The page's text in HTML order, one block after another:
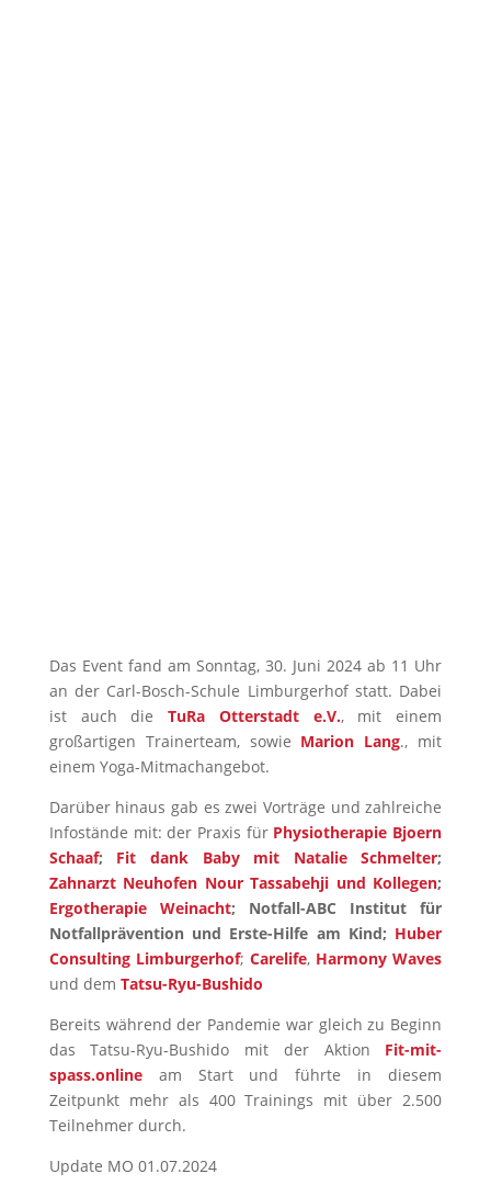
Das Event fand am Sonntag, 30. Juni 2024 ab 11 Uhr
an der Carl-Bosch-Schule Limburgerhof statt. Dabei
ist auch dieTuRa Otterstadt e.V., mit einem
großartigen Trainerteam, sowie Marion Lang., mit
einem Yoga-Mitmachangebot.
Darüber hinaus gab es zwei Vorträge und zahlreiche
Infostände mit: der Praxis für Physiotherapie Bjoern
Schaaf; Fit dank Baby mit Natalie Schmelter;
Zahnarzt Neuhofen Nour Tassabehji und Kollegen;
Ergotherapie Weinacht; Notfall-ABC Institut für
Notfallprävention und Erste-Hilfe am Kind; Huber
Consulting Limburgerhof;Carelife, Harmony Waves
und dem Tatsu-Ryu-Bushido
Bereits während der Pandemie war gleich zu Beginn
das Tatsu-Ryu-Bushido mit der Aktion Fit-mit-
spass.onlineam Start und führte in diesem
Zeitpunkt mehr als 400 Trainings mit über 2.500
Teilnehmer durch.
Update MO 01.07.2024